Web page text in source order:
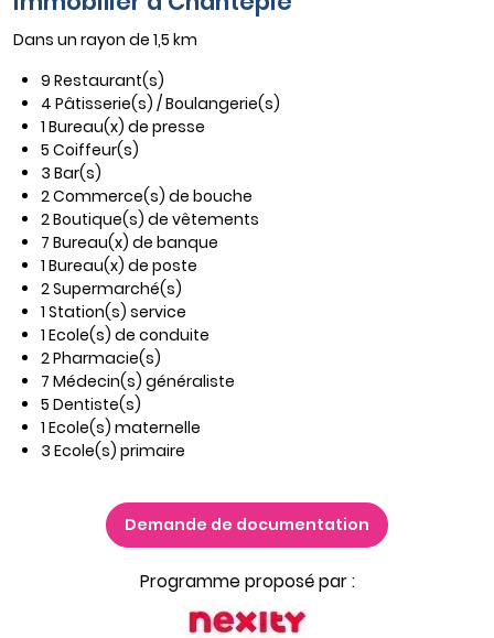
Dans un rayon de 1,5 km
9 Restaurant(s)
4 Pâtisserie(s) / Boulangerie(s)
1 Bureau(x) de presse
5 Coiffeur(s)
3 Bar(s)
2 Commerce(s) de bouche
2 Boutique(s) de vêtements
7 Bureau(x) de banque
1 Bureau(x) de poste
2 Supermarché(s)
1 Station(s) service
1 Ecole(s) de conduite
2 Pharmacie(s)
7 Médecin(s) généraliste
5 Dentiste(s)
1 Ecole(s) maternelle
3 Ecole(s) primaire
Demande de documentation
Programme proposé par :